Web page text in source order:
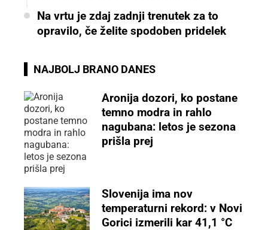
Na vrtu je zdaj zadnji trenutek za to
opravilo, če želite spodoben pridelek
NAJBOLJ BRANO DANES
Aronija dozori, ko postane
temno modra in rahlo
nagubana: letos je sezona
prišla prej
Slovenija ima nov
temperaturni rekord: v Novi
Gorici izmerili kar 41,1 °C